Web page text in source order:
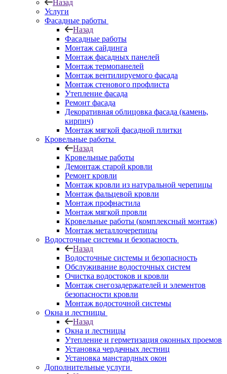
Назад
Услуги
Фасадные работы
Назад
Фасадные работы
Монтаж сайдинга
Монтаж фасадных панелей
Монтаж термопанелей
Монтаж вентилируемого фасада
Монтаж стенового профлиста
Утепление фасада
Ремонт фасада
Декоративная облицовка фасада (камень,
кирпич)
Монтаж мягкой фасадной плитки
Кровельные работы
Назад
Кровельные работы
Демонтаж старой кровли
Ремонт кровли
Монтаж кровли из натуральной черепицы
Монтаж фальцевой кровли
Монтаж профнастила
Монтаж мягкой провли
Кровельные работы (комплексный монтаж)
Монтаж металлочерепицы
Водосточные системы и безопасность
Назад
Водосточные системы и безопасность
Обслуживание водосточных систем
Очистка водостоков и кровли
Монтаж снегозадержателей и элементов
безопасности кровли
Монтаж водосточной системы
Окна и лестницы
Назад
Окна и лестницы
Утепление и герметизация оконных проемов
Установка чердачных лестниц
Установка манстардных окон
Дополнительные услуги